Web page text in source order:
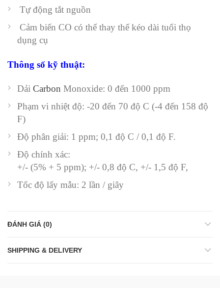
Tự động tắt nguồn
Cảm biến CO có thể thay thế kéo dài tuổi thọ
dụng cụ
Thông số kỹ thuật:
Dải Carbon Monoxide: 0 đến 1000 ppm
Phạm vi nhiệt độ: -20 đến 70 độ C (-4 đến 158 độ
F)
Độ phân giải: 1 ppm; 0,1 độ C / 0,1 độ F.
Độ chính xác:
+/- (5% + 5 ppm); +/- 0,8 độ C, +/- 1,5 độ F,
Tốc độ lấy mẫu: 2 lần / giây
ĐÁNH GIÁ (0)
SHIPPING & DELIVERY